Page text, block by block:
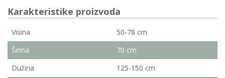
Karakteristike proizvoda
Visina
50-78 cm
Širina
70 cm
Dužina
125-150 cm